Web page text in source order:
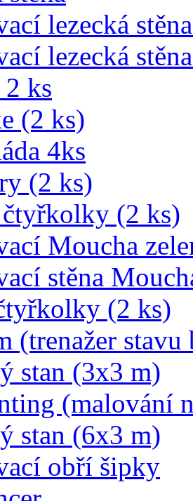
lezecká
lezecká
2 ks
(2 ks)
4ks
(2 ks)
(2 ks)
Moucha
stěna
(2 ks)
(trenažer stavu
stan (3x3 m)
(malování
stan (6x3 m)
obří šipky